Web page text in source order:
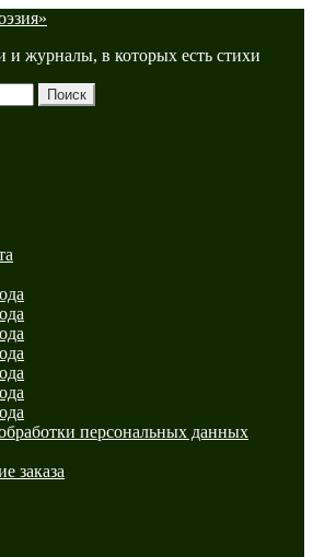
и журналы, в которых есть стихи
Поиск
персональных данных
заказа